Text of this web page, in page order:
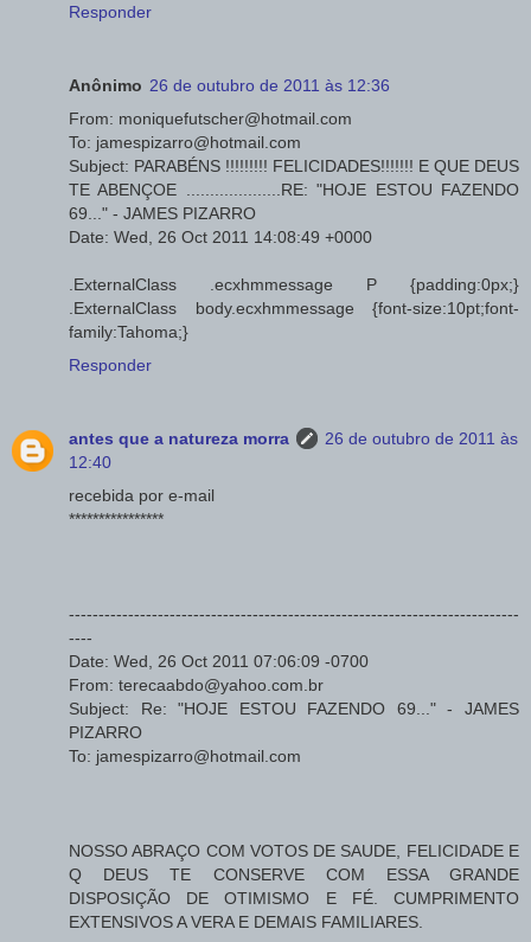
Responder
Anônimo 26 de outubro de 2011 às 12:36
From: moniquefutscher@hotmail.com
To: jamespizarro@hotmail.com
Subject: PARABÉNS !!!!!!!!! FELICIDADES!!!!!!! E QUE DEUS
TE ABENÇOE ....................RE: "HOJE ESTOU FAZENDO
69..." - JAMES PIZARRO
Date: Wed, 26 Oct 2011 14:08:49 +0000
.ExternalClass .ecxhmmessage P {padding:0px;}
.ExternalClass body.ecxhmmessage {font-size:10pt;font-
family:Tahoma;}
Responder
antes que a natureza morra
26 de outubro de 2011 às
12:40
recebida por e-mail
****************
----------------------------------------------------------------------------
----
Date: Wed, 26 Oct 2011 07:06:09 -0700
From: terecaabdo@yahoo.com.br
Subject: Re: "HOJE ESTOU FAZENDO 69..." - JAMES
PIZARRO
To: jamespizarro@hotmail.com
NOSSO ABRAÇO COM VOTOS DE SAUDE, FELICIDADE E
Q DEUS TE CONSERVE COM ESSA GRANDE
DISPOSIÇÃO DE OTIMISMO E FÉ. CUMPRIMENTO
EXTENSIVOS A VERA E DEMAIS FAMILIARES.